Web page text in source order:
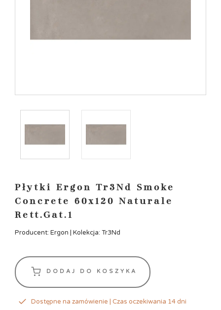
Płytki Ergon Tr3Nd Smoke
Concrete 60x120 Naturale
Rett.Gat.1
Producent: Ergon | Kolekcja: Tr3Nd
DODAJ DO KOSZYKA
Dostępne na zamówienie | Czas oczekiwania 14 dni